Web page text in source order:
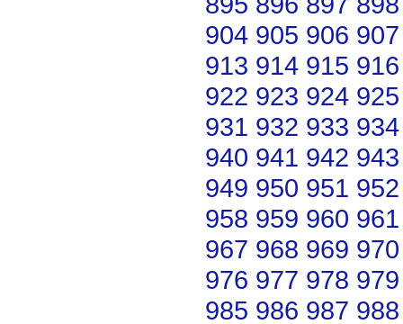
904 905 906 907
913 914 915 916
922 923 924 925
931 932 933 934
940 941 942 943
949 950 951 952
958 959 960 961
967 968 969 970
976 977 978 979
985 986 987 988